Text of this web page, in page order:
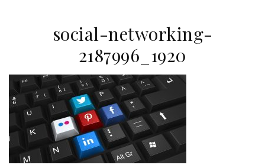
social-networking-
2187996_1920